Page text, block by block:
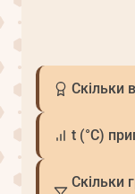
Скільки
t (°С)
Скільки